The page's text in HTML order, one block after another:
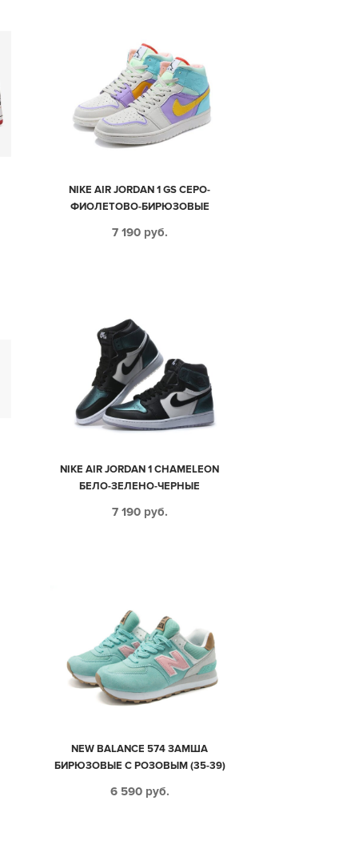
NIKE AIR JORDAN 1 GS СЕРО-
ФИОЛЕТОВО-БИРЮЗОВЫЕ
7 190 руб.
NIKE AIR JORDAN 1 CHAMELEON
БЕЛО-ЗЕЛЕНО-ЧЕРНЫЕ
ЖЕНСКИЕ (35-45)
7 190 руб.
NEW BALANCE 574 ЗАМША
БИРЮЗОВЫЕ С РОЗОВЫМ (35-39)
6 590 руб.